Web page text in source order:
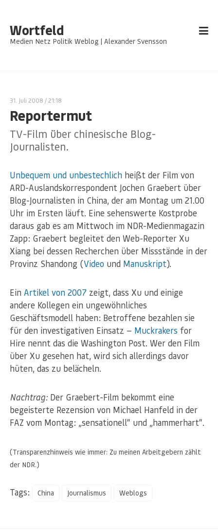
Wortfeld
Medien Netz Politik Weblog | Alexander Svensson
31. Juli 2008 / 21:18
Reportermut
TV-Film über chinesische Blog-
Journalisten.
Unbequem und unbestechlich heißt der Film von
ARD-Auslandskorrespondent Jochen Graebert über
Blog-Journalisten in China, der am Montag um 21.00
Uhr im Ersten läuft. Eine sehenswerte Kostprobe
daraus gab es am Mittwoch im NDR-Medienmagazin
Zapp: Graebert begleitet den Web-Reporter Xu
Xiang bei dessen Recherchen über Missstände in der
Provinz Shandong (Video und Manuskript).
Ein Artikel von 2007 zeigt, dass Xu und einige
andere Kollegen ein ungewöhnliches
Geschäftsmodell haben: Betroffene bezahlen sie
für den investigativen Einsatz — Muckrakers for
Hire nennt das die Washington Post. Wer den Film
über Xu gesehen hat, wird sich allerdings davor
hüten, das zu belächeln.
Nachtrag: Der Graebert-Film bekommt eine
begeisterte Rezension von Michael Hanfeld in der
FAZ vom Montag: „sensationell“ und „hammerhart“.
(Transparenzhinweis wie immer: Zu meinen Arbeitgebern zählt
der NDR.)
Tags: China Journalismus Weblogs